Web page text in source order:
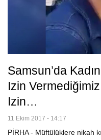
Samsun’da
Izin
Izin…
11 Ekim 2017 - 14:17
PİRHA - Müftülüklere nikah